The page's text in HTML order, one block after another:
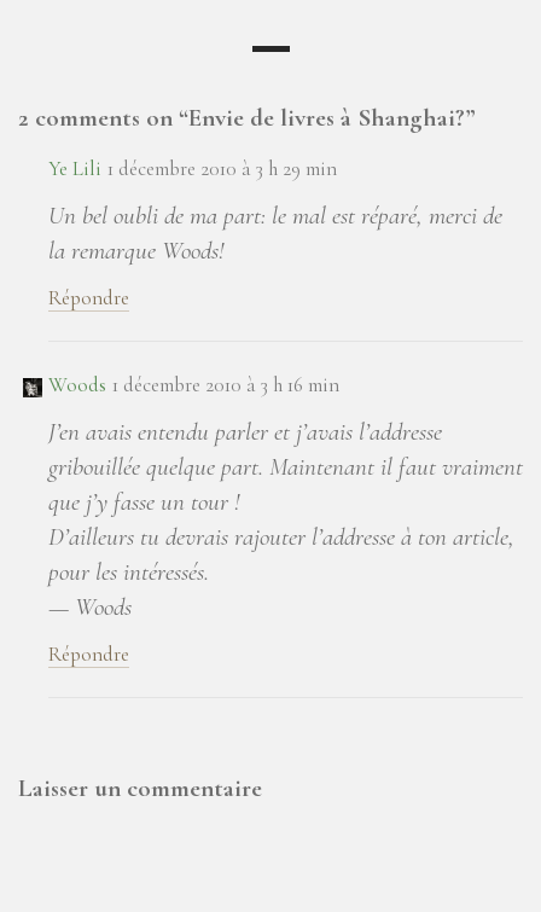
2 comments on “Envie de livres à Shanghai?”
Ye Lili 1 décembre 2010 à 3 h 29 min
Un bel oubli de ma part: le mal est réparé, merci de
la remarque Woods!
Répondre
Woods 1 décembre 2010 à 3 h 16 min
J’en avais entendu parler et j’avais l’addresse
gribouillée quelque part. Maintenant il faut vraiment
que j’y fasse un tour !
D’ailleurs tu devrais rajouter l’addresse à ton article,
pour les intéressés.
— Woods
Répondre
Laisser un commentaire